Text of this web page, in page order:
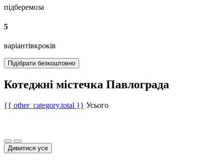
підберемоза
5
варіантівкроків
Підібрати безкоштовно
Котеджні містечка Павлограда
{{ other_category.total }} Усього
Дивитися усе